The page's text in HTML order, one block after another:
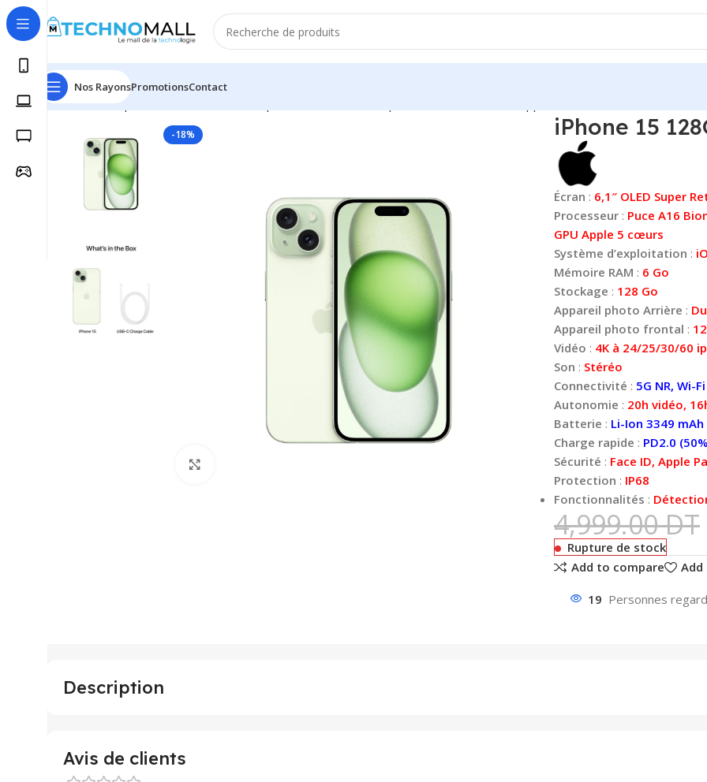
Nos RayonsPromotionsContact
Accueil Téléphonie & Tablettes
-18% iPhone 15
Écran : 6,1″ OLED Super
Processeur: Puce A16
GPU Apple 5 cœurs
Système d’exploitation :
Mémoire RAM : 6 Go
Stockage : 128 Go
Appareil photo Arrière :
Appareil photo frontal :
Vidéo : 4K à 24/25/30/60
Son : Stéréo
Connectivité : 5G NR, Wi-
Autonomie : 20h vidéo,
Batterie : Li-Ion 3349 mAh
Charge rapide : PD2.0
Sécurité : Face ID, Apple
Protection : IP68
Fonctionnalités :
4,999.00DT
Rupture de stock
Add to compare
19 Personnes
Description
Avis de clients